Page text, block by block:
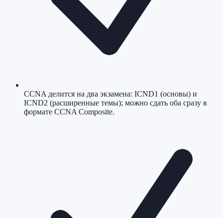
CCNA делится на два экзамена: ICND1 (основы) и
ICND2 (расширенные темы); можно сдать оба сразу в
формате CCNA Composite.